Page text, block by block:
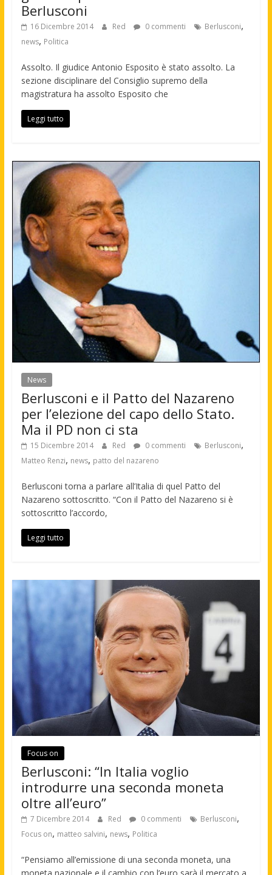
Berlusconi
16 Dicembre 2014 Red 0 commenti Berlusconi,
news, Politica
Assolto. Il giudice Antonio Esposito è stato assolto. La
sezione disciplinare del Consiglio supremo della
magistratura ha assolto Esposito che
Leggi tutto
News
Berlusconi e il Patto del Nazareno
per l’elezione del capo dello Stato.
Ma il PD non ci sta
15 Dicembre 2014 Red 0 commenti Berlusconi,
Matteo Renzi, news, patto del nazareno
Berlusconi torna a parlare all’Italia di quel Patto del
Nazareno sottoscritto. “Con il Patto del Nazareno si è
sottoscritto l’accordo,
Leggi tutto
Focus on
Berlusconi: “In Italia voglio
introdurre una seconda moneta
oltre all’euro”
7 Dicembre 2014 Red 0 commenti Berlusconi,
Focus on, matteo salvini, news, Politica
“Pensiamo all’emissione di una seconda moneta, una